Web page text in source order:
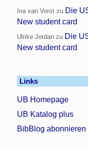
Ina van Vorst zu Die
New student card
Ulrike Jordan zu Die
New student card
Links
UB Homepage
UB Katalog plus
BibBlog abonnieren